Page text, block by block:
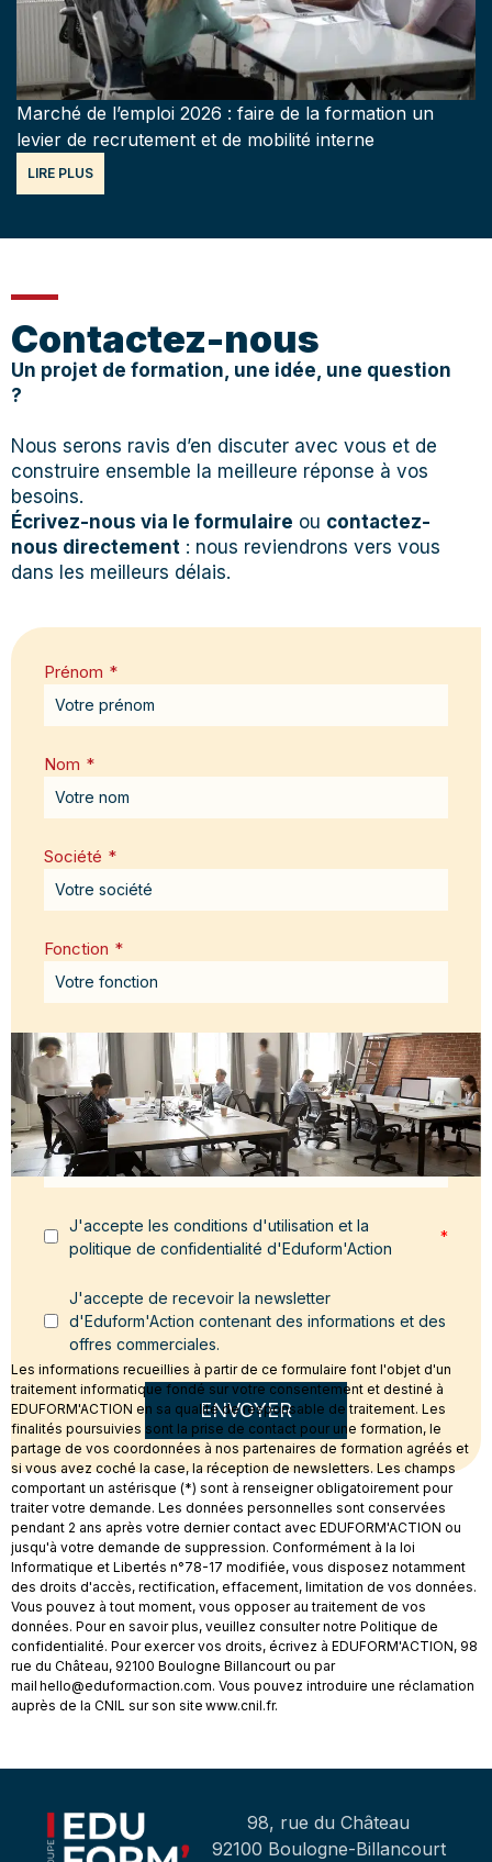
Marché de l’emploi 2026 : faire de la formation un
levier de recrutement et de mobilité interne
LIRE PLUS
Contactez-nous
Un projet de formation, une idée, une question
?
Nous serons ravis d’en discuter avec vous et de
construire ensemble la meilleure réponse à vos
besoins.
Écrivez-nous via le formulaire ou contactez-
nous directement : nous reviendrons vers vous
dans les meilleurs délais.
Prénom *
Nom *
Société *
Fonction *
Email
Message
J'accepte les conditions d'utilisation et la
politique de confidentialité d'Eduform'Action
*
J'accepte de recevoir la newsletter
d'Eduform'Action contenant des informations et des
offres commerciales.
ENVOYER
Les informations recueillies à partir de ce formulaire font l'objet d'un
traitement informatique fondé sur votre consentement et destiné à
EDUFORM'ACTION en sa qualité de responsable de traitement. Les
finalités poursuivies sont la prise de contact pour une formation, le
partage de vos coordonnées à nos partenaires de formation agréés et
si vous avez coché la case, la réception de newsletters. Les champs
comportant un astérisque (*) sont à renseigner obligatoirement pour
traiter votre demande. Les données personnelles sont conservées
pendant 2 ans après votre dernier contact avec EDUFORM'ACTION ou
jusqu'à votre demande de suppression. Conformément à la loi
Informatique et Libertés n°78-17 modifiée, vous disposez notamment
des droits d'accès, rectification, effacement, limitation de vos données.
Vous pouvez à tout moment, vous opposer au traitement de vos
données. Pour en savoir plus, veuillez consulter notre Politique de
confidentialité. Pour exercer vos droits, écrivez à EDUFORM'ACTION, 98
rue du Château, 92100 Boulogne Billancourt ou par
mail hello@eduformaction.com. Vous pouvez introduire une réclamation
auprès de la CNIL sur son site www.cnil.fr.
98, rue du Château
92100 Boulogne-Billancourt